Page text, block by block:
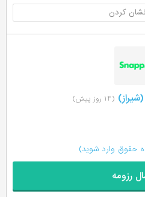
نشان کردن
(۱۴ روز پیش)
حقوق وارد شوید)
رزومه